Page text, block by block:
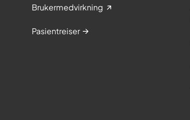
Brukermedvirkning
Pasientreiser